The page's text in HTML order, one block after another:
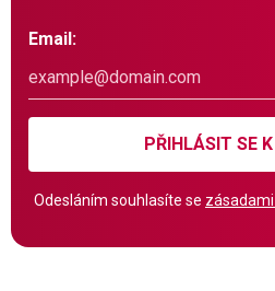
Email:
PŘIHLÁSIT SE
Odesláním souhlasíte se zásadami